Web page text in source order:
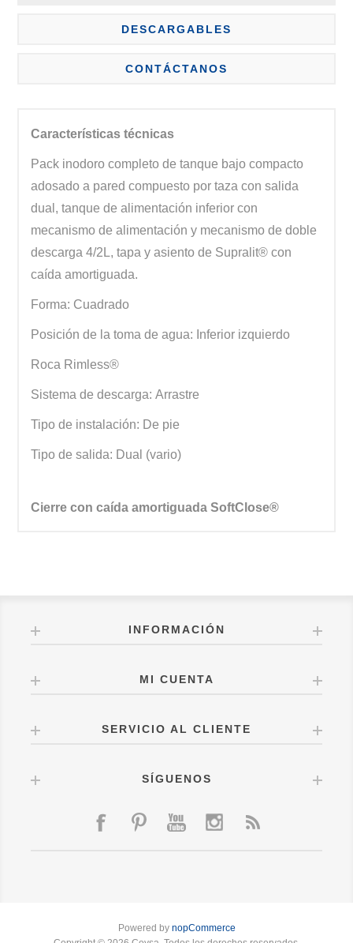
DESCARGABLES
CONTÁCTANOS
Características técnicas
Pack inodoro completo de tanque bajo compacto
adosado a pared compuesto por taza con salida
dual, tanque de alimentación inferior con
mecanismo de alimentación y mecanismo de doble
descarga 4/2L, tapa y asiento de Supralit® con
caída amortiguada.
Forma: Cuadrado
Posición de la toma de agua: Inferior izquierdo
Roca Rimless®
Sistema de descarga: Arrastre
Tipo de instalación: De pie
Tipo de salida: Dual (vario)
Cierre con caída amortiguada SoftClose®
INFORMACIÓN
MI CUENTA
SERVICIO AL CLIENTE
SÍGUENOS
Powered by nopCommerce